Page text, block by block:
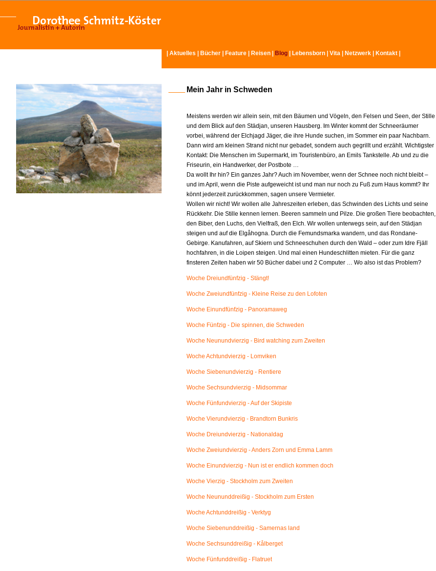
Aktuelles Bücher Feature Reisen Blog Lebensborn Vita Netzwerk Kontakt
Mein Jahr in Schweden
Meistens werden wir allein sein, mit den Bäumen und Vögeln, den Felsen und Seen, der Stille
und dem Blick auf den Städjan, unseren Hausberg. Im Winter kommt der Schneeräumer
vorbei, während der Elchjagd Jäger, die ihre Hunde suchen, im Sommer ein paar Nachbarn.
Dann wird am kleinen Strand nicht nur gebadet, sondern auch gegrillt und erzählt. Wichtigster
Kontakt: Die Menschen im Supermarkt, im Touristenbüro, an Emils Tankstelle. Ab und zu die
Friseurin, ein Handwerker, der Postbote …
Da wollt Ihr hin? Ein ganzes Jahr? Auch im November, wenn der Schnee noch nicht bleibt –
und im April, wenn die Piste aufgeweicht ist und man nur noch zu Fuß zum Haus kommt? Ihr
könnt jederzeit zurückkommen, sagen unsere Vermieter.
Wollen wir nicht! Wir wollen alle Jahreszeiten erleben, das Schwinden des Lichts und seine
Rückkehr. Die Stille kennen lernen. Beeren sammeln und Pilze. Die großen Tiere beobachten,
den Biber, den Luchs, den Vielfraß, den Elch. Wir wollen unterwegs sein, auf den Städjan
steigen und auf die Elgåhogna. Durch die Femundsmarka wandern, und das Rondane-
Gebirge. Kanufahren, auf Skiern und Schneeschuhen durch den Wald – oder zum Idre Fjäll
hochfahren, in die Loipen steigen. Und mal einen Hundeschlitten mieten. Für die ganz
finsteren Zeiten haben wir 50 Bücher dabei und 2 Computer … Wo also ist das Problem?
Woche Dreiundfünfzig - Stängt!
Woche Zweiundfünfzig - Kleine Reise zu den Lofoten
Woche Einundfünfzig - Panoramaweg
Woche Fünfzig - Die spinnen, die Schweden
Woche Neunundvierzig - Bird watching zum Zweiten
Woche Achtundvierzig - Lomviken
Woche Siebenundvierzig - Rentiere
Woche Sechsundvierzig - Midsommar
Woche Fünfundvierzig - Auf der Skipiste
Woche Vierundvierzig - Brandtorn Bunkris
Woche Dreiundvierzig - Nationaldag
Woche Zweiundvierzig - Anders Zorn und Emma Lamm
Woche Einundvierzig - Nun ist er endlich kommen doch
Woche Vierzig - Stockholm zum Zweiten
Woche Neununddreißig - Stockholm zum Ersten
Woche Achtunddreißig - Verktyg
Woche Siebenunddreißig - Samernas land
Woche Sechsunddreißig - Kålberget
Woche Fünfunddreißig - Flatruet